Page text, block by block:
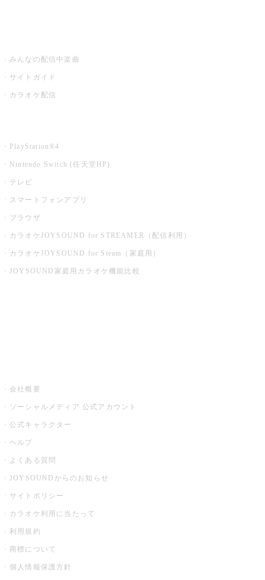
みんなの配信中楽曲
サイトガイド
カラオケ配信
PlayStation®4
Nintendo Switch (任天堂HP)
テレビ
スマートフォンアプリ
ブラウザ
カラオケJOYSOUND for STREAMER（配信利用）
カラオケJOYSOUND for Steam（家庭用）
JOYSOUND家庭用カラオケ機能比較
会社概要
ソーシャルメディア 公式アカウント
公式キャラクター
ヘルプ
よくある質問
JOYSOUNDからのお知らせ
サイトポリシー
カラオケ利用に当たって
利用規約
商標について
個人情報保護方針